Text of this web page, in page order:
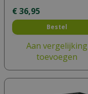
€ 36,95
Bestel
Aan vergelijking
toevoegen